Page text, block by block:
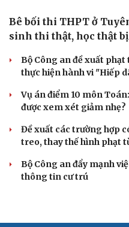
nữ tử vong rồi bỏ trốn
VỤ ÁN
Cựu Thứ trưởng
xử ngày 18/8
Đối tượng điều hành tổ
Vụ gian lận thi tại Tuyên
chống Nhà nước